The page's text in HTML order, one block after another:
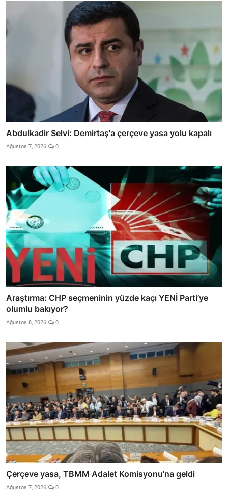
Abdulkadir Selvi: Demirtaş'a çerçeve yasa yolu kapalı
Ağustos 7, 2026 0
Araştırma: CHP seçmeninin yüzde kaçı YENİ Parti’ye
olumlu bakıyor?
Ağustos 8, 2026 0
Çerçeve yasa, TBMM Adalet Komisyonu'na geldi
Ağustos 7, 2026 0